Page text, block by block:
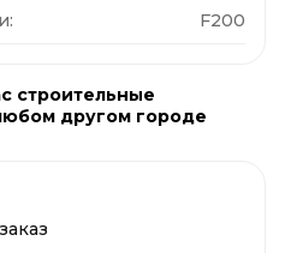
F200
строительные
другом городе